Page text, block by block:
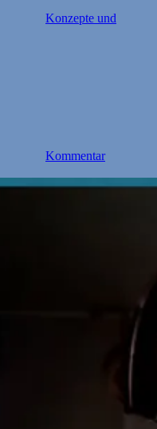
Konzepte und
Kommentar